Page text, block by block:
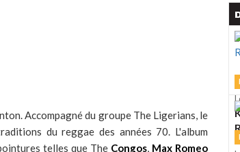
Accompagné du groupe The Ligerians, le
du reggae des années 70. L'album
telles que The Congos, Max Romeo